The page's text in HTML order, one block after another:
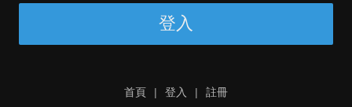
登入
首頁 | 登入 |
註冊